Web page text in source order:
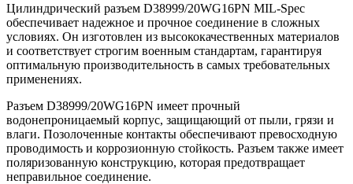
Цилиндрический разъем D38999/20WG16PN MIL-Spec
обеспечивает надежное и прочное соединение в сложных
условиях. Он изготовлен из высококачественных материалов
и соответствует строгим военным стандартам, гарантируя
оптимальную производительность в самых требовательных
применениях.
Разъем D38999/20WG16PN имеет прочный
водонепроницаемый корпус, защищающий от пыли, грязи и
влаги. Позолоченные контакты обеспечивают превосходную
проводимость и коррозионную стойкость. Разъем также имеет
поляризованную конструкцию, которая предотвращает
неправильное соединение.